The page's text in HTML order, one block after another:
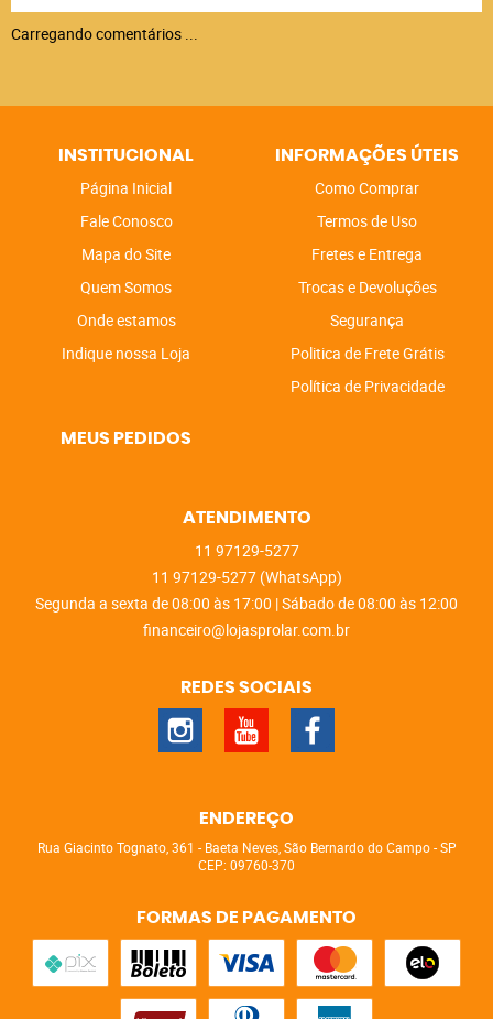
Carregando comentários ...
INSTITUCIONAL
Página Inicial
Fale Conosco
Mapa do Site
Quem Somos
Onde estamos
Indique nossa Loja
INFORMAÇÕES ÚTEIS
Como Comprar
Termos de Uso
Fretes e Entrega
Trocas e Devoluções
Segurança
Politica de Frete Grátis
Política de Privacidade
MEUS PEDIDOS
ATENDIMENTO
11 97129-5277
11 97129-5277 (WhatsApp)
Segunda a sexta de 08:00 às 17:00 | Sábado de 08:00 às 12:00
financeiro@lojasprolar.com.br
REDES SOCIAIS
ENDEREÇO
Rua Giacinto Tognato, 361 - Baeta Neves, São Bernardo do Campo-SP
CEP: 09760-370
FORMAS DE PAGAMENTO